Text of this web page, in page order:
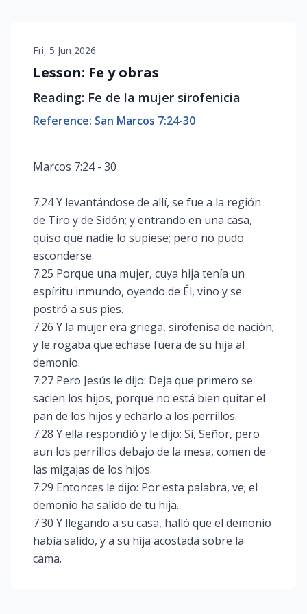
Fri, 5 Jun 2026
Lesson: Fe y obras
Reading: Fe de la mujer sirofenicia
Reference: San Marcos 7:24-30
Marcos 7:24 - 30
7:24 Y levantándose de allí, se fue a la región
de Tiro y de Sidón; y entrando en una casa,
quiso que nadie lo supiese; pero no pudo
esconderse.
7:25 Porque una mujer, cuya hija tenía un
espíritu inmundo, oyendo de Él, vino y se
postró a sus pies.
7:26 Y la mujer era griega, sirofenisa de nación;
y le rogaba que echase fuera de su hija al
demonio.
7:27 Pero Jesús le dijo: Deja que primero se
sacien los hijos, porque no está bien quitar el
pan de los hijos y echarlo a los perrillos.
7:28 Y ella respondió y le dijo: Sí, Señor, pero
aun los perrillos debajo de la mesa, comen de
las migajas de los hijos.
7:29 Entonces le dijo: Por esta palabra, ve; el
demonio ha salido de tu hija.
7:30 Y llegando a su casa, halló que el demonio
había salido, y a su hija acostada sobre la
cama.